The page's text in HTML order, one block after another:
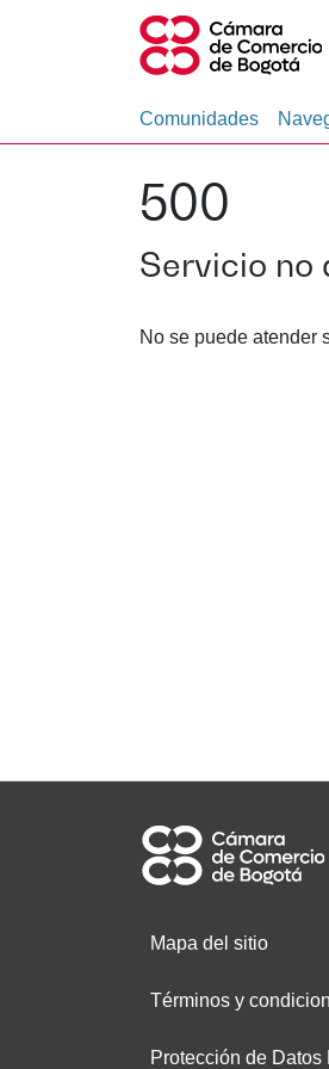
Comunidades
500
Servicio no
No se puede atender
Mapa del sitio
Términos y
Protección de Datos